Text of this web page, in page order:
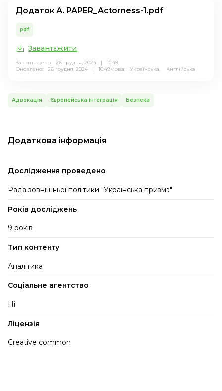
Додаток А. PAPER_Actorness-1.pdf
pdf
Завантажити
Завантажено: 26 грудня, 2024 | 10:49
Оновлено: 26 грудня, 2024 | 10:49Мова: Українська, Англійська
Адвокація Європейська інтеграція Безпека
Додаткова інформація
Дослідження проведено
Рада зовнішньої політики "Українська призма"
Років досліджень
9 років
Тип контенту
Аналітика
Соціальне агентство
Ні
Ліцензія
Creative common